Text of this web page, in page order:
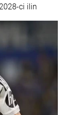
ci ilin